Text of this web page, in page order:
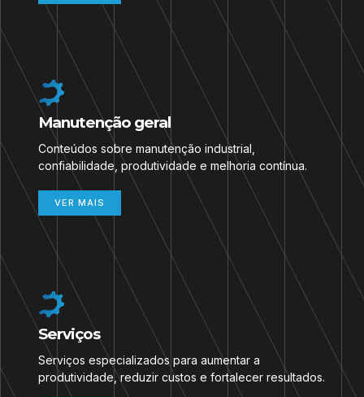
Manutenção geral
Conteúdos sobre manutenção industrial,
confiabilidade, produtividade e melhoria contínua.
VER MAIS
Serviços
Serviços especializados para aumentar a
produtividade, reduzir custos e fortalecer resultados.